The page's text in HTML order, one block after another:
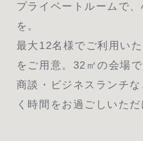
プライベートルームで
を。
最大12名様でご利用い
をご用意。32㎡の会場
商談・ビジネスランチ
く時間をお過ごしいただ